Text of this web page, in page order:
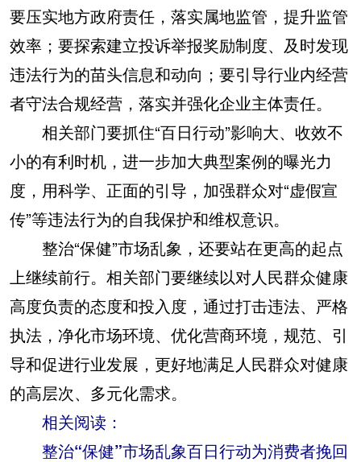
要压实地方政府责任，落实属地监管，提升监管
效率；要探索建立投诉举报奖励制度、及时发现
违法行为的苗头信息和动向；要引导行业内经营
者守法合规经营，落实并强化企业主体责任。
相关部门要抓住“百日行动”影响大、收效不
小的有利时机，进一步加大典型案例的曝光力
度，用科学、正面的引导，加强群众对“虚假宣
传”等违法行为的自我保护和维权意识。
整治“保健”市场乱象，还要站在更高的起点
上继续前行。相关部门要继续以对人民群众健康
高度负责的态度和投入度，通过打击违法、严格
执法，净化市场环境、优化营商环境，规范、引
导和促进行业发展，更好地满足人民群众对健康
的高层次、多元化需求。
相关阅读：
整治“保健”市场乱象百日行动为消费者挽回